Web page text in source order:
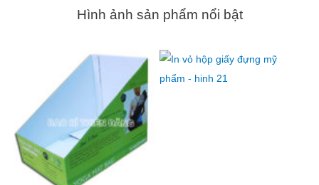
Hình ảnh sản phẩm nổi bật